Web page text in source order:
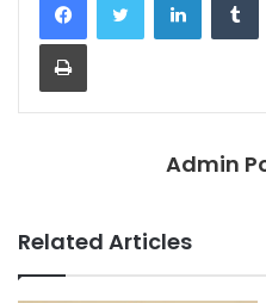
Print
Admin
Related Articles